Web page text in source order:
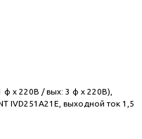
ф х 220В / вых: 3 ф х 220В),
IVD251A21E, выходной ток 1,5